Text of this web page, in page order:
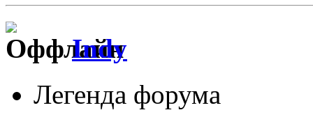
Indy
Легенда форума